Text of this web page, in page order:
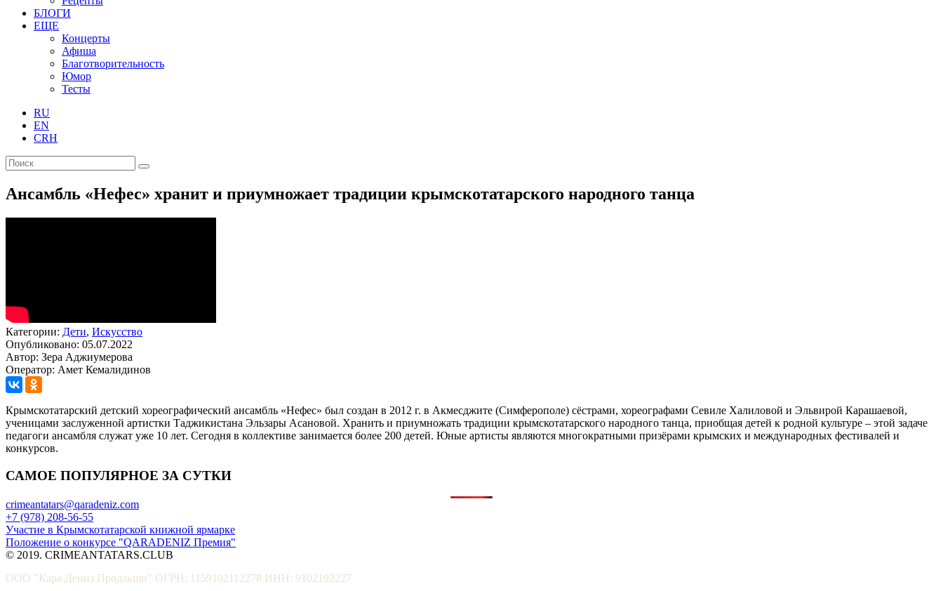
БЛОГИ
ЕЩЕ
Концерты
Афиша
Благотворительность
Юмор
Тесты
RU
EN
CRH
Ансамбль «Нефес» хранит и приумножает традиции крымскотатарского народного танца
Категории: Дети, Искусство
Опубликовано: 05.07.2022
Автор: Зера Аджиумерова
Оператор: Амет Кемалидинов
Крымскотатарский детский хореографический ансамбль «Нефес» был создан в 2012 г. в Акмесджите (Симферополе) сёстрами, хореографами Севиле Халиловой и Эльвирой Карашаевой,
ученицами заслуженной артистки Таджикистана Эльзары Асановой. Хранить и приумножать традиции крымскотатарского народного танца, приобщая детей к родной культуре – этой задаче
педагоги ансамбля служат уже 10 лет. Сегодня в коллективе занимается более 200 детей. Юные артисты являются многократными призёрами крымских и международных фестивалей и
конкурсов.
САМОЕ ПОПУЛЯРНОЕ ЗА СУТКИ
crimeantatars@qaradeniz.com
+7 (978) 208-56-55
Участие в Крымскотатарской книжной ярмарке
Положение о конкурсе "QARADENIZ Премия"
© 2019. CRIMEANTATARS.CLUB
ООО "Кара Дениз Продакшн" ОГРН: 1159102112278 ИНН: 9102192227